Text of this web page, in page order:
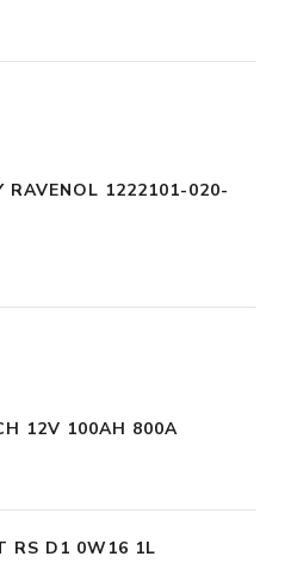
RAVENOL 1222101-020-
12V 100AH 800A
RS D1 0W16 1L